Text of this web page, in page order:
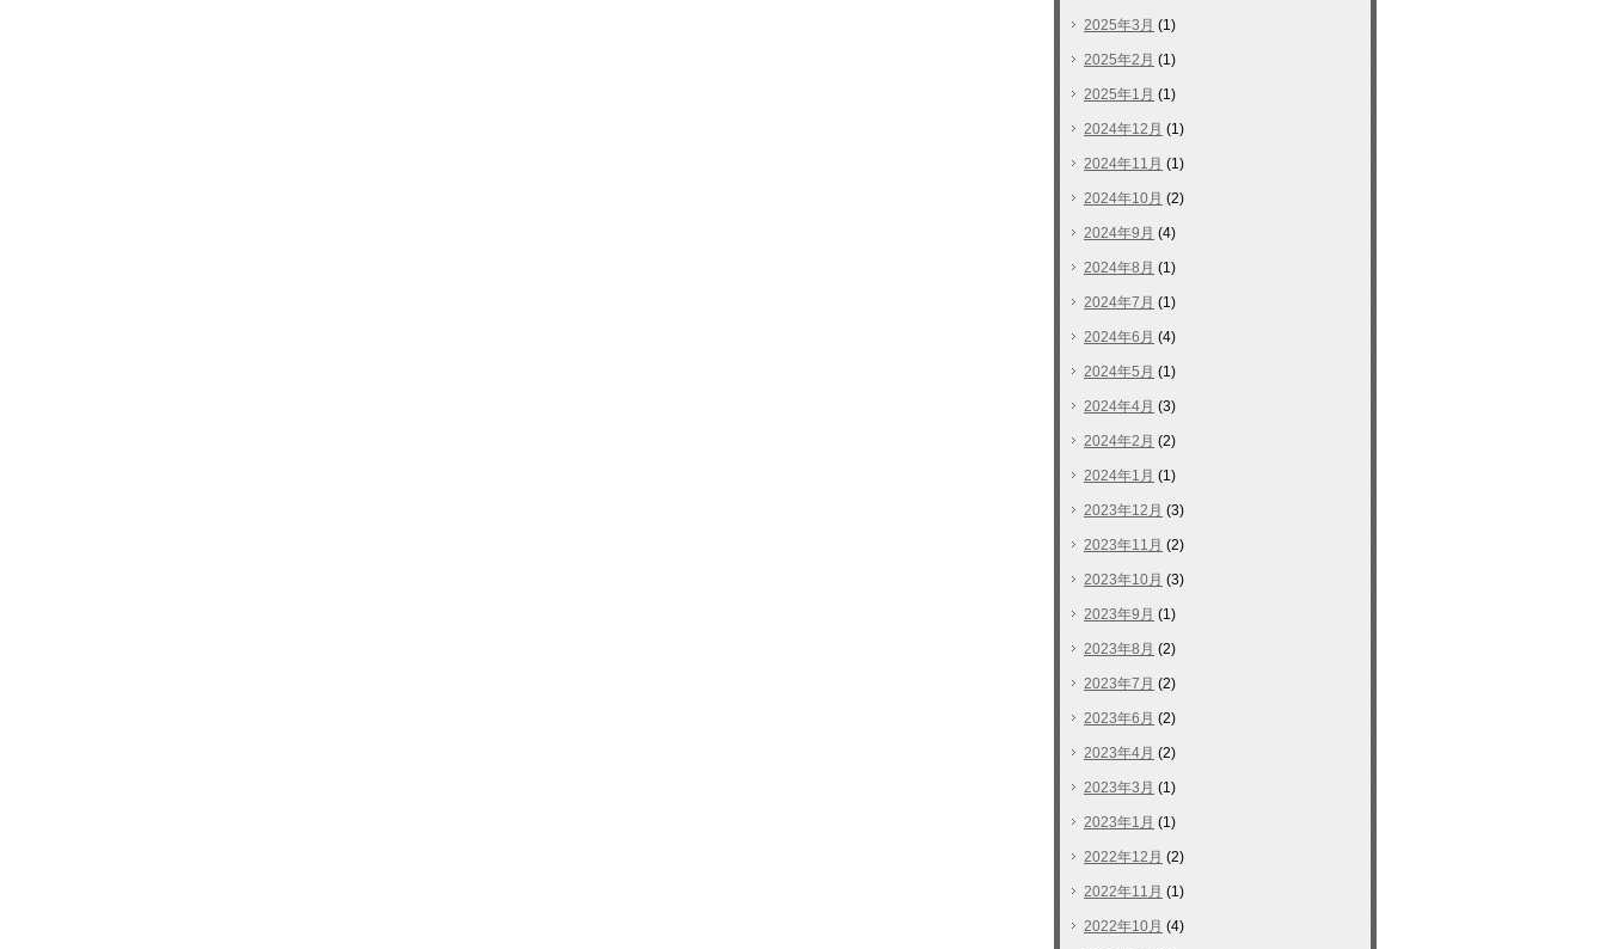
2025年3月 (1)
2025年2月 (1)
2025年1月 (1)
2024年12月 (1)
2024年11月 (1)
2024年10月 (2)
2024年9月 (4)
2024年8月 (1)
2024年7月 (1)
2024年6月 (4)
2024年5月 (1)
2024年4月 (3)
2024年2月 (2)
2024年1月 (1)
2023年12月 (3)
2023年11月 (2)
2023年10月 (3)
2023年9月 (1)
2023年8月 (2)
2023年7月 (2)
2023年6月 (2)
2023年4月 (2)
2023年3月 (1)
2023年1月 (1)
2022年12月 (2)
2022年11月 (1)
2022年10月 (4)